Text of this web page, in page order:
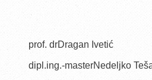
prof. drDragan Ivetić
dipl.ing.-masterNedeljko